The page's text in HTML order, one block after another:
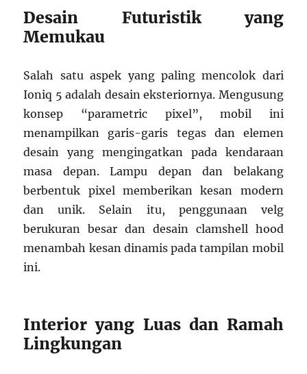
Desain Futuristik yang
Memukau
Salah satu aspek yang paling mencolok dari
Ioniq 5 adalah desain eksteriornya. Mengusung
konsep “parametric pixel”, mobil ini
menampilkan garis-garis tegas dan elemen
desain yang mengingatkan pada kendaraan
masa depan. Lampu depan dan belakang
berbentuk pixel memberikan kesan modern
dan unik. Selain itu, penggunaan velg
berukuran besar dan desain clamshell hood
menambah kesan dinamis pada tampilan mobil
ini.
Interior yang Luas dan Ramah
Lingkungan